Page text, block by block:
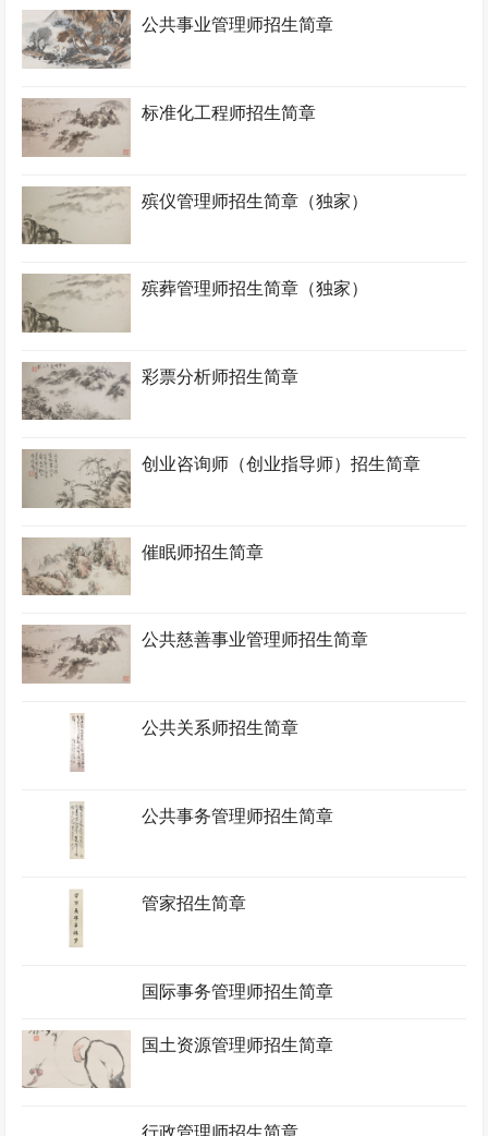
公共事业管理师招生简章
标准化工程师招生简章
殡仪管理师招生简章（独家）
殡葬管理师招生简章（独家）
彩票分析师招生简章
创业咨询师（创业指导师）招生简章
催眠师招生简章
公共慈善事业管理师招生简章
公共关系师招生简章
公共事务管理师招生简章
管家招生简章
国际事务管理师招生简章